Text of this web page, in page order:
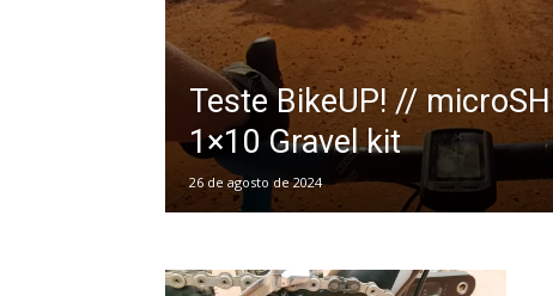
Teste BikeUP! //
1×10 Gravel kit
26 de agosto de 2024